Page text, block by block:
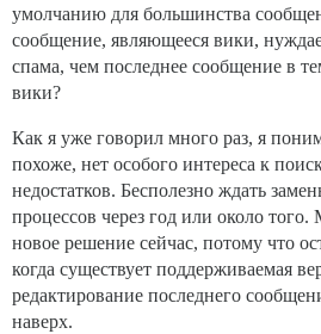
умолчанию для большинства
сообщение, являющееся вики,
спама, чем последнее сообщение в
вики?
Как я уже говорил много раз, я
похоже, нет особого интереса к
недостатков. Бесполезно ждать
процессов через год или около
новое решение сейчас, потому что
когда существует поддерживаемая
редактирование последнего
наверх.